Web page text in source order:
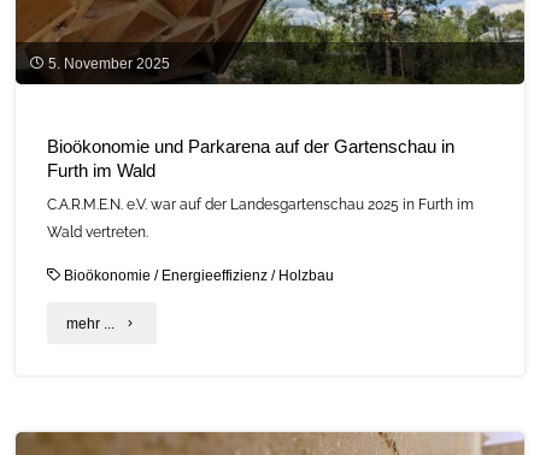
5. November 2025
Bioökonomie und Parkarena auf der Gartenschau in
Furth im Wald
C.A.R.M.E.N. e.V. war auf der Landesgartenschau 2025 in Furth im
Wald vertreten.
Bioökonomie / Energieeffizienz / Holzbau
mehr ... "Bioökonomie